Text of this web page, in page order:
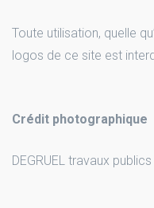
Toute utilisation, quelle
logos de ce site est
Crédit photographique
DEGRUEL travaux publics